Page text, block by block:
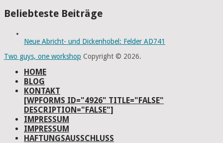
Beliebteste Beiträge
Neue Abricht- und Dickenhobel: Felder AD741
Two guys, one workshop Copyright © 2026.
HOME
BLOG
KONTAKT
[WPFORMS ID="4926" TITLE="FALSE"
DESCRIPTION="FALSE"]
IMPRESSUM
IMPRESSUM
HAFTUNGSAUSSCHLUSS